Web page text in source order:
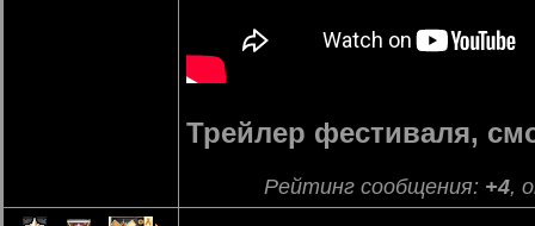
Трейлер фестиваля,
Рейтинг сообщения: +4,